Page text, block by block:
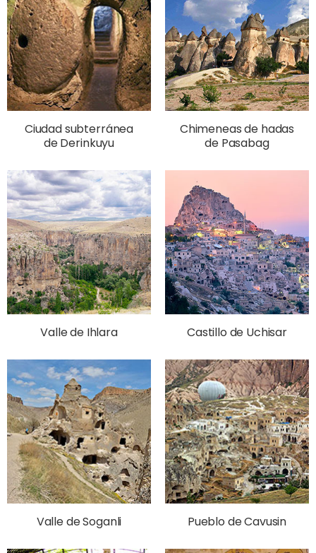
Ciudad subterránea
de Derinkuyu
Chimeneas de hadas
de Pasabag
Valle de Ihlara Castillo de Uchisar
Valle de Soganli Pueblo de Cavusin